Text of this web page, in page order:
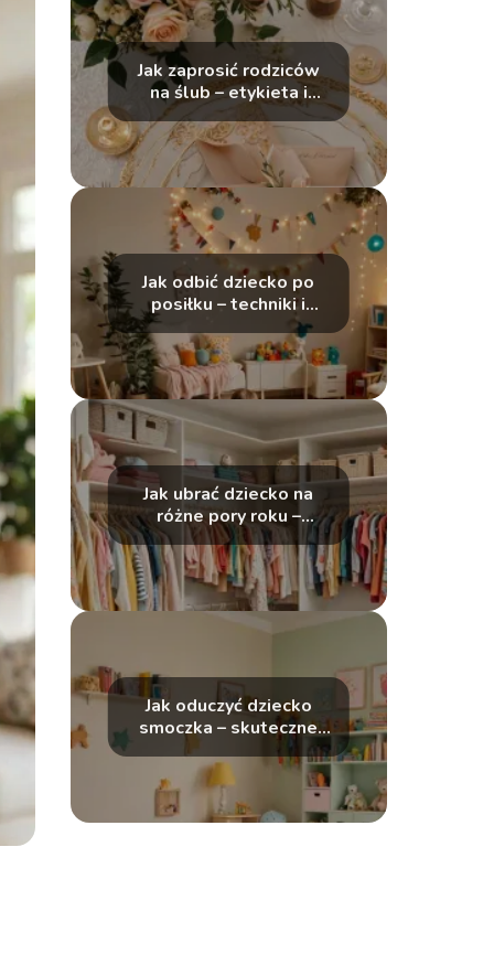
Jak zaprosić rodziców
na ślub – etykieta i
Jak odbić dziecko po
posiłku – techniki i
Jak ubrać dziecko na
różne pory roku –
przewodnik dla
rodziców
Jak oduczyć dziecko
smoczka – skuteczne
strategie